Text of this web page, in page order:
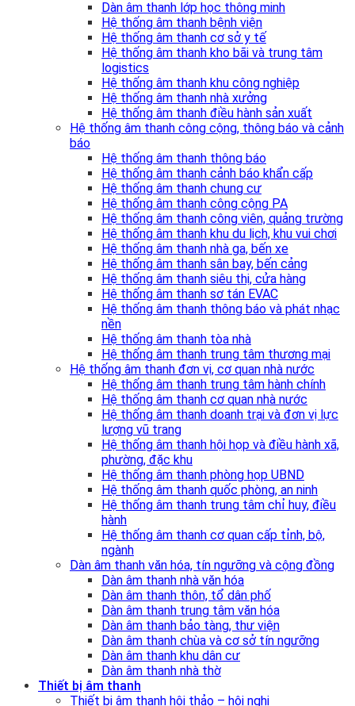
Dàn âm thanh lớp học thông minh
Hệ thống âm thanh bệnh viện
Hệ thống âm thanh cơ sở y tế
Hệ thống âm thanh kho bãi và trung tâm
logistics
Hệ thống âm thanh khu công nghiệp
Hệ thống âm thanh nhà xưởng
Hệ thống âm thanh điều hành sản xuất
Hệ thống âm thanh công cộng, thông báo và cảnh
báo
Hệ thống âm thanh thông báo
Hệ thống âm thanh cảnh báo khẩn cấp
Hệ thống âm thanh chung cư
Hệ thống âm thanh công cộng PA
Hệ thống âm thanh công viên, quảng trường
Hệ thống âm thanh khu du lịch, khu vui chơi
Hệ thống âm thanh nhà ga, bến xe
Hệ thống âm thanh sân bay, bến cảng
Hệ thống âm thanh siêu thị, cửa hàng
Hệ thống âm thanh sơ tán EVAC
Hệ thống âm thanh thông báo và phát nhạc
nền
Hệ thống âm thanh tòa nhà
Hệ thống âm thanh trung tâm thương mại
Hệ thống âm thanh đơn vị, cơ quan nhà nước
Hệ thống âm thanh trung tâm hành chính
Hệ thống âm thanh cơ quan nhà nước
Hệ thống âm thanh doanh trại và đơn vị lực
lượng vũ trang
Hệ thống âm thanh hội họp và điều hành xã,
phường, đặc khu
Hệ thống âm thanh phòng họp UBND
Hệ thống âm thanh quốc phòng, an ninh
Hệ thống âm thanh trung tâm chỉ huy, điều
hành
Hệ thống âm thanh cơ quan cấp tỉnh, bộ,
ngành
Dàn âm thanh văn hóa, tín ngưỡng và cộng đồng
Dàn âm thanh nhà văn hóa
Dàn âm thanh thôn, tổ dân phố
Dàn âm thanh trung tâm văn hóa
Dàn âm thanh bảo tàng, thư viện
Dàn âm thanh chùa và cơ sở tín ngưỡng
Dàn âm thanh khu dân cư
Dàn âm thanh nhà thờ
Thiết bị âm thanh
Thiết bị âm thanh hội thảo – hội nghị